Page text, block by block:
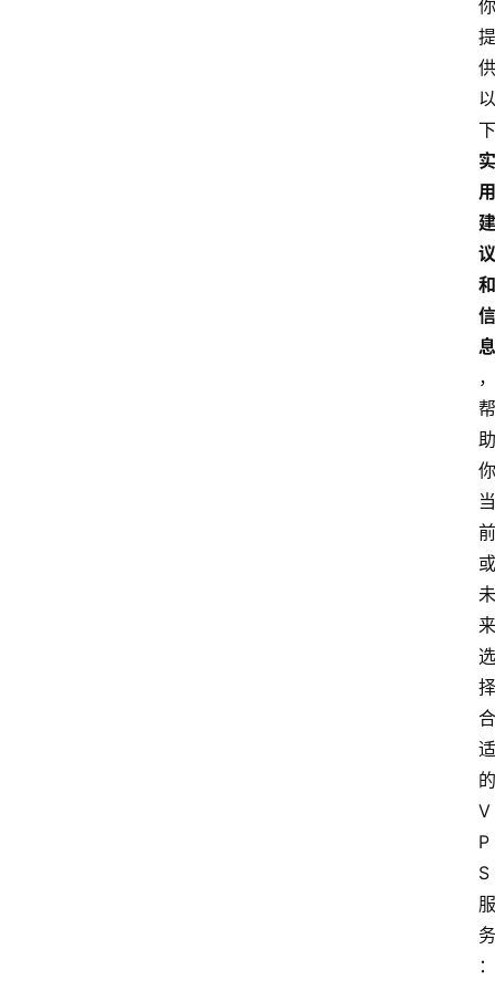
你
提
供
以
实
用
建
议
和
信
息
，
帮
助
你
当
前
或
未
来
选
择
合
适
的
V
P
S
服
务
：